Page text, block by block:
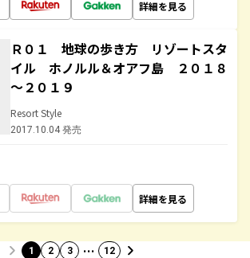
詳細を見る
Ｒ０１ 地球の歩き方 リゾートスタ
イル ホノルル＆オアフ島 ２０１８
～２０１９
Resort Style
2017.10.04 発売
詳細を見る
1 2 3 … 12